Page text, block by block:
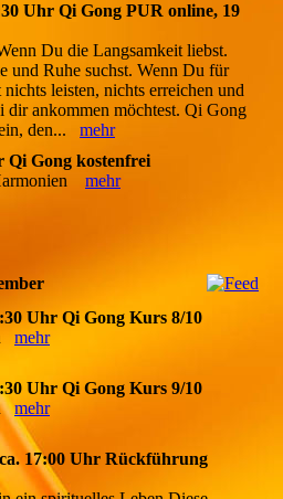
Uhr Qi Gong PUR online, 19
Du die Langsamkeit liebst.
und Ruhe suchst. Wenn Du für
leisten, nichts erreichen und
dir ankommen möchtest. Qi Gong
den... mehr
Qi Gong kostenfrei
mehr
Uhr Qi Gong Kurs 8/10
mehr
Uhr Qi Gong Kurs 9/10
mehr
17:00 Uhr Rückführung